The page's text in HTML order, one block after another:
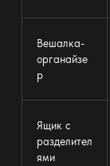
Вешалка-
органайзе
р
Ящик с
разделител
ями